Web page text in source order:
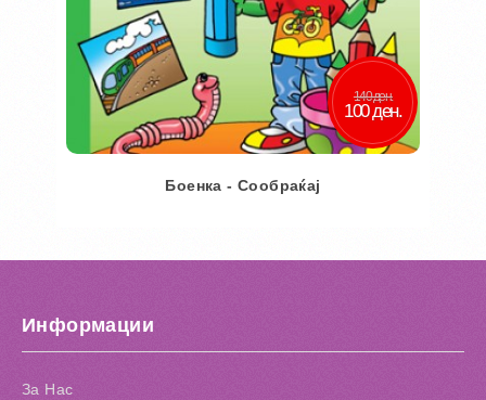
140 ден.
100 ден.
Боенка - Сообраќај
Информации
За Нас